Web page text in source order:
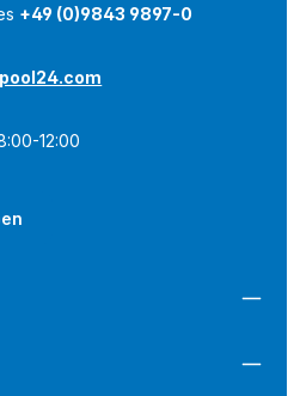
+49 (0)9843 9897-0
12:00